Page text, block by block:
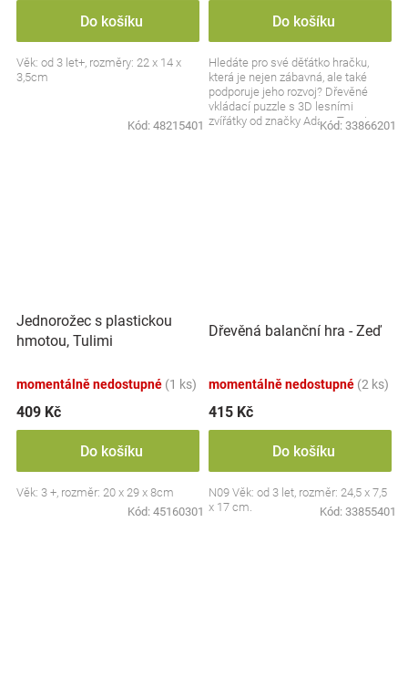
Do košíku
Věk: od 3 let+, rozměry: 22 x 14 x
3,5cm
Kód: 48215401
Do košíku
Hledáte pro své děťátko hračku,
která je nejen zábavná, ale také
podporuje jeho rozvoj? Dřevěné
vkládací puzzle s 3D lesními
zvířátky od značky Adam Toys je
Kód: 33866201
Jednorožec s plastickou
hmotou, Tulimi
momentálně nedostupné (1 ks)
409 Kč
Do košíku
Věk: 3 +, rozměr: 20 x 29 x 8cm
Kód: 45160301
Dřevěná balanční hra - Zeď
momentálně nedostupné (2 ks)
415 Kč
Do košíku
N09 Věk: od 3 let, rozměr: 24,5 x 7,5
x 17 cm.
Kód: 33855401